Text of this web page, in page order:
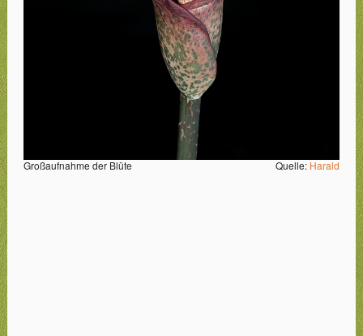
Großaufnahme der Blüte Quelle: Harald